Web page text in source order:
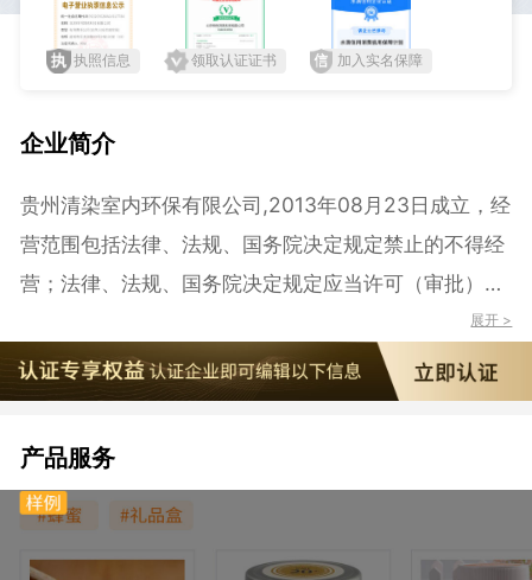
执照信息 领取认证证书 加入实名保障
企业简介
贵州清染室内环保有限公司,2013年08月23日成立，经
营范围包括法律、法规、国务院决定规定禁止的不得经
营；法律、法规、国务院决定规定应当许可（审批）
的，经审批机关批准后凭许可（审批）文件经营;法律、
法规、国务院决定规定无需许可（审批）的，市场主体
自主选择经营。（#室内空气检测及治理服务；销售：
空气净化器、除味剂、建材、装饰材料、环保设备；家
居装饰设计。（以上经营范围涉及行政审批的需取得许
可证后凭许可证经营））
展开 >
产品服务